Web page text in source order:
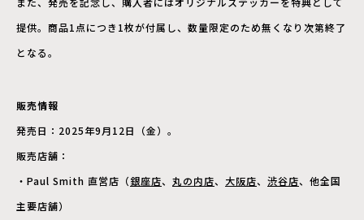
提供。商品1点につき1枚が付属し、数量限定のため無くなり次第終了
となる。
販売情報
発売日：2025年9月12日（金）。
販売店舗：
・Paul Smith 直営店（銀座店、 丸の内店、 大阪店、 渋谷店、他全国
主要店舗）